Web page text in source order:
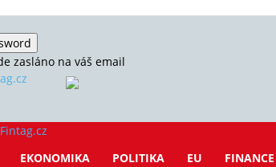
zasláno na váš email
EKONOMIKA POLITIKA EU FINANCE